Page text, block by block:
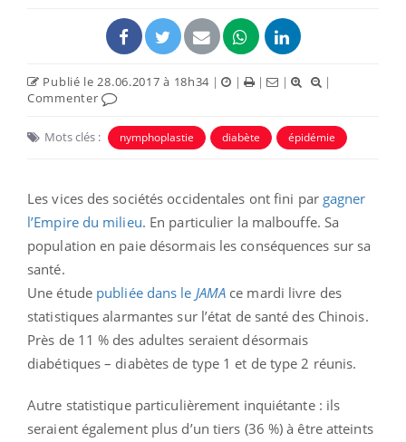
Publié le 28.06.2017 à 18h34 | | | |
|
Commenter
Mots clés : nymphoplastie diabète épidémie
Les vices des sociétés occidentales ont fini par gagner
l’Empire du milieu. En particulier la malbouffe. Sa
population en paie désormais les conséquences sur sa
santé.
Une étude publiée dans le JAMA ce mardi livre des
statistiques alarmantes sur l’état de santé des Chinois.
Près de 11 % des adultes seraient désormais
diabétiques – diabètes de type 1 et de type 2 réunis.
Autre statistique particulièrement inquiétante : ils
seraient également plus d’un tiers (36 %) à être atteints